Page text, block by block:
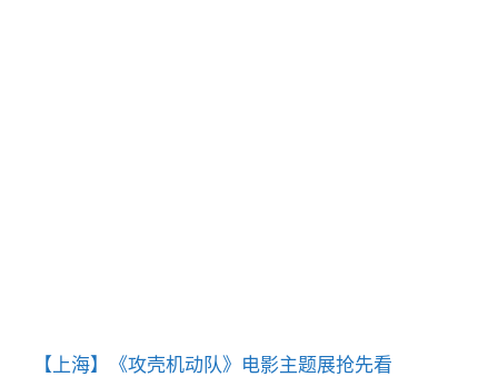
【上海】《攻壳机动队》电影主题展抢先看